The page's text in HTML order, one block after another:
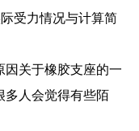
受力情况与计算简
因关于橡胶支座的一
多人会觉得有些陌